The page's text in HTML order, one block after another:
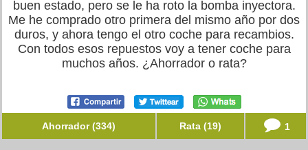
buen estado, pero se le ha roto la bomba inyectora.
Me he comprado otro primera del mismo año por dos
duros, y ahora tengo el otro coche para recambios.
Con todos esos repuestos voy a tener coche para
muchos años. ¿Ahorrador o rata?
Ahorrador (334) Rata (19) 1